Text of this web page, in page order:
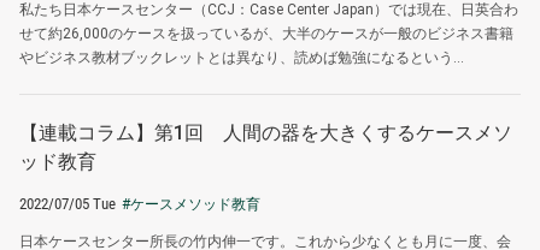
私たち日本ケースセンター（CCJ：Case Center Japan）では現在、日英合わ
せて約26,000のケースを扱っているが、大半のケースが一般のビジネス書籍
やビジネス教材ブックレットとは異なり、読めば勉強になるという...
【連載コラム】第1回 人間の器を大きくするケースメソ
ッド教育
2022/07/05 Tue #ケースメソッド教育
日本ケースセンター所長の竹内伸一です。これから少なくとも月に一度、会